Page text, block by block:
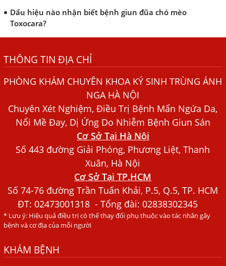
Dấu hiệu nào nhận biết bệnh giun đũa chó mèo
Toxocara?
Bệnh Chàm Và Những Yếu Tố Liên Quan Đến Bệnh Giun
Dấu Hiệu Ngứa Da, Dị Ứng, Nổi Mề Đay Do Nhiễm Sán
Bác sĩ Nguyễn Ngọc Ánh Phòng Khám Ánh Nga Đề Tài
Nghiên Cứu Khoa
Xét Nghiệm Giun Sán Gồm Những Loại Nào? Chi Phí Bao
Người Đàn Ông Phát Ban Mẩn Đỏ Khắp Người, Sau Ba
Tháng Mới Tìm Ra Nguyên Nhân
Đau Mắt Đỏ, Nguyên Nhân Và Cách Điều Trị
HÀ NỘI – PHÁT BAN MẨN ĐỎ KHẮP NGƯỜI, ĐI KHÁM
Ăn hải sản sống, coi chừng nhiễm giun sán
THÔNG TIN ĐỊA CHỈ
PHÒNG KHÁM CHUYÊN KHOA KÝ SINH TRÙNG ÁNH
NGA HÀ NỘI
Chuyên Xét Nghiệm, Điều Trị Bệnh Mẩn Ngứa Da,
Nổi Mề Đay, Dị Ứng Do Nhiễm Bệnh Giun Sán
Cơ Sở Tại Hà Nội
Số 443 đường Giải Phóng, Phương Liệt, Thanh
Xuân, Hà Nội
Cơ Sở Tại TP.HCM
Số 74-76 đường Trần Tuấn Khải, P.5, Q.5, TP. HCM
ĐT:02473001318 - Tổng đài: 02838302345
* Lưu ý: Hiệu quả điều trị có thể thay đổi phụ thuộc vào tác nhân gây
bệnh và cơ địa của mỗi người
KHÁM BỆNH